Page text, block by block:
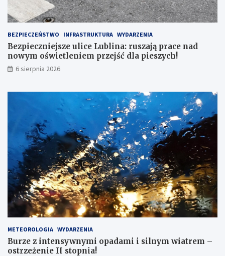
BEZPIECZEŃSTWO INFRASTRUKTURA WYDARZENIA
Bezpieczniejsze ulice Lublina: ruszają prace nad
nowym oświetleniem przejść dla pieszych!
6 sierpnia 2026
METEOROLOGIA WYDARZENIA
Burze z intensywnymi opadami i silnym wiatrem –
ostrzeżenie II stopnia!